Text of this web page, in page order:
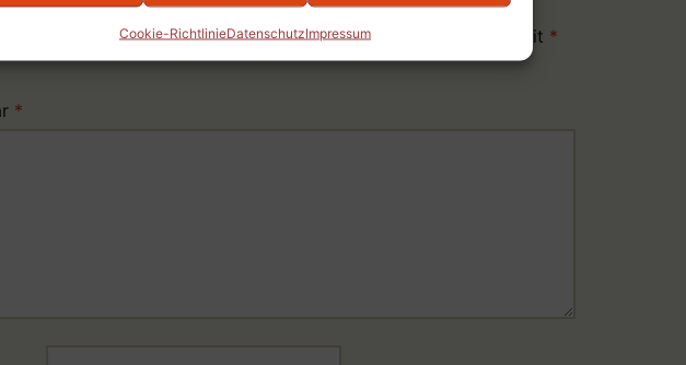
Cookie-RichtlinieDatenschutzImpressum
Adresse wird nicht veröffentlicht. Erforderliche Felder sind mit *
*